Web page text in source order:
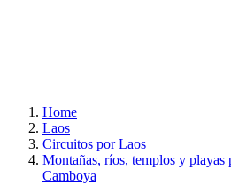
Home
Laos
Circuitos por Laos
Montañas, ríos, templos y playas
Camboya